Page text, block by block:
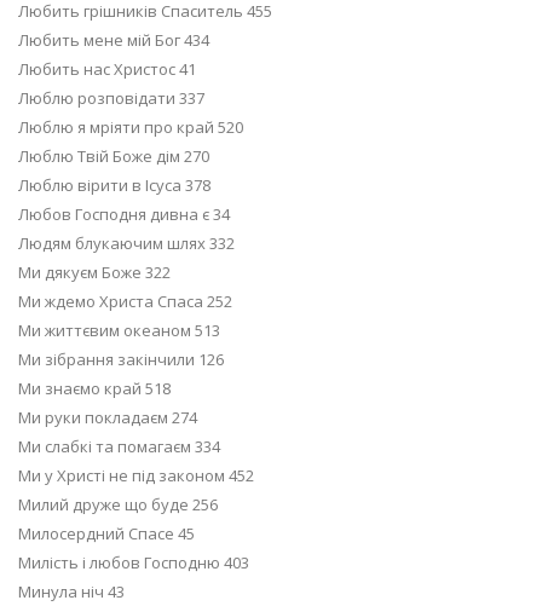
Любить грішників Спаситель 455
Любить мене мій Бог 434
Любить нас Христос 41
Люблю розповідати 337
Люблю я мріяти про край 520
Люблю Твій Боже дім 270
Люблю вірити в Ісуса 378
Любов Господня дивна є 34
Людям блукаючим шлях 332
Ми дякуєм Боже 322
Ми ждемо Христа Спаса 252
Ми життєвим океаном 513
Ми зібрання закінчили 126
Ми знаємо край 518
Ми руки покладаєм 274
Ми слабкі та помагаєм 334
Ми у Христі не під законом 452
Милий друже що буде 256
Милосердний Спасе 45
Милість і любов Господню 403
Минула ніч 43